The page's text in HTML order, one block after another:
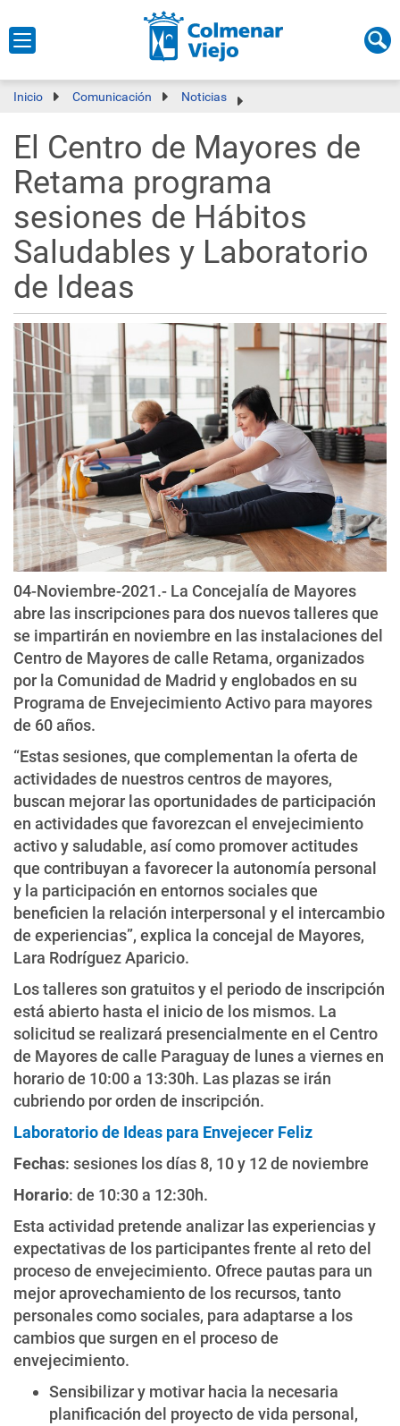
Inicio Comunicación Noticias
El Centro de Mayores de
Retama programa
sesiones de Hábitos
Saludables y Laboratorio
de Ideas
04-Noviembre-2021.- La Concejalía de Mayores
abre las inscripciones para dos nuevos talleres que
se impartirán en noviembre en las instalaciones del
Centro de Mayores de calle Retama, organizados
por la Comunidad de Madrid y englobados en su
Programa de Envejecimiento Activo para mayores
de 60 años.
“Estas sesiones, que complementan la oferta de
actividades de nuestros centros de mayores,
buscan mejorar las oportunidades de participación
en actividades que favorezcan el envejecimiento
activo y saludable, así como promover actitudes
que contribuyan a favorecer la autonomía personal
y la participación en entornos sociales que
beneficien la relación interpersonal y el intercambio
de experiencias”, explica la concejal de Mayores,
Lara Rodríguez Aparicio.
Los talleres son gratuitos y el periodo de inscripción
está abierto hasta el inicio de los mismos. La
solicitud se realizará presencialmente en el Centro
de Mayores de calle Paraguay de lunes a viernes en
horario de 10:00 a 13:30h. Las plazas se irán
cubriendo por orden de inscripción.
Laboratorio de Ideas para Envejecer Feliz
Fechas: sesiones los días 8, 10 y 12 de noviembre
Horario: de 10:30 a 12:30h.
Esta actividad pretende analizar las experiencias y
expectativas de los participantes frente al reto del
proceso de envejecimiento. Ofrece pautas para un
mejor aprovechamiento de los recursos, tanto
personales como sociales, para adaptarse a los
cambios que surgen en el proceso de
envejecimiento.
Sensibilizar y motivar hacia la necesaria
planificación del proyecto de vida personal,